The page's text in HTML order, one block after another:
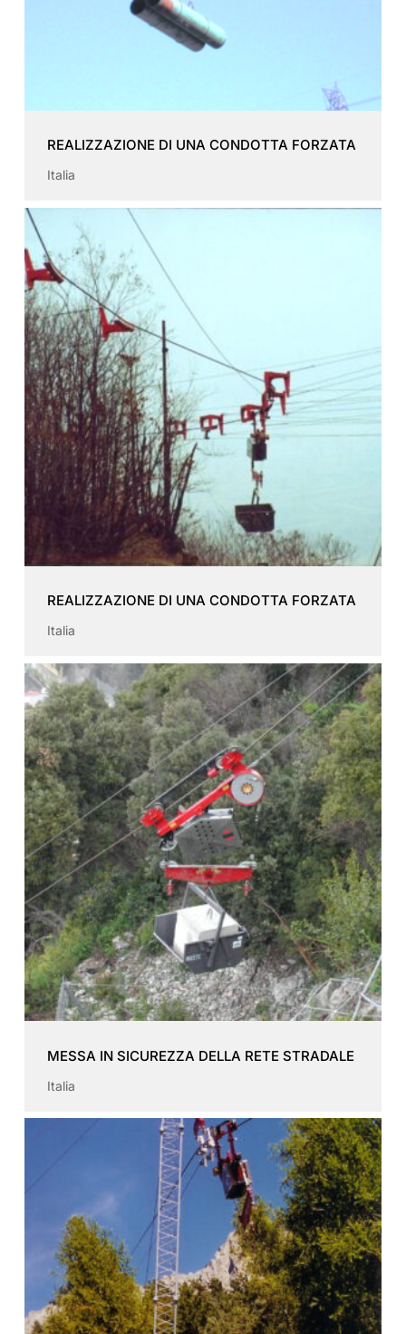
REALIZZAZIONE DI UNA CONDOTTA FORZATA
Italia
REALIZZAZIONE DI UNA CONDOTTA FORZATA
Italia
MESSA IN SICUREZZA DELLA RETE STRADALE
Italia